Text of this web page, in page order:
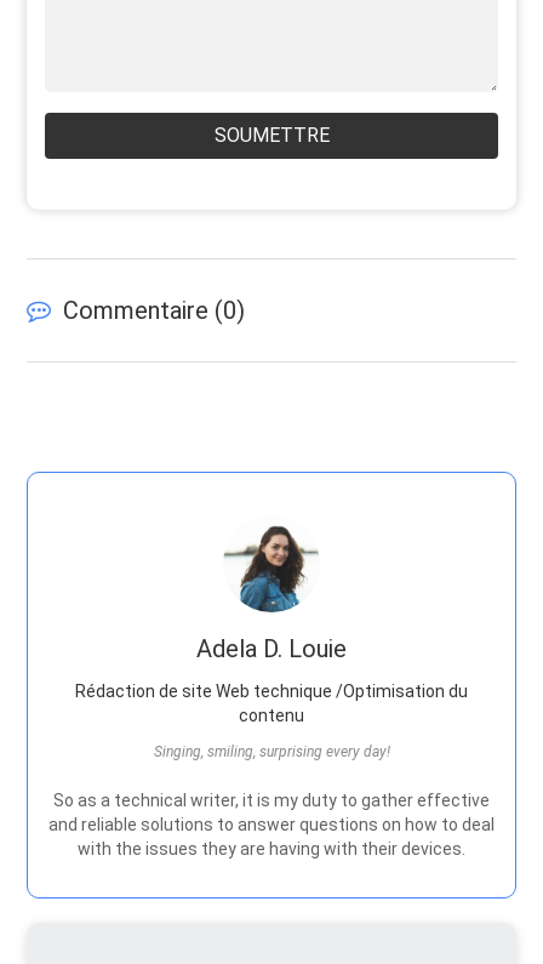
SOUMETTRE
Commentaire (0)
Adela D. Louie
Rédaction de site Web technique /Optimisation du
contenu
Singing, smiling, surprising every day!
So as a technical writer, it is my duty to gather effective
and reliable solutions to answer questions on how to deal
with the issues they are having with their devices.